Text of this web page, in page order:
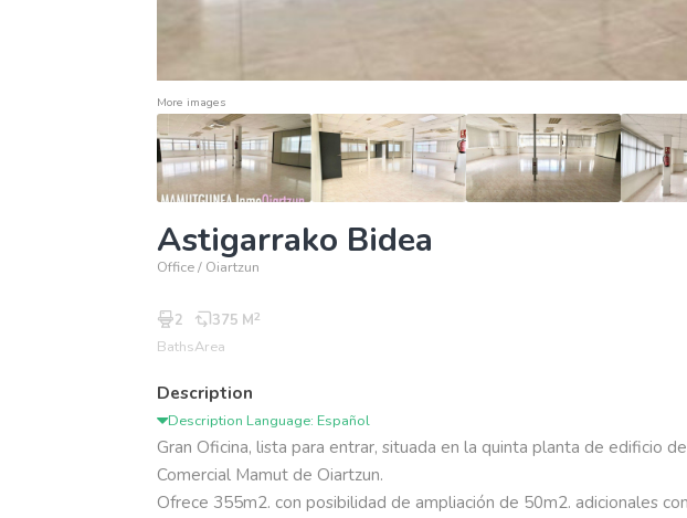
More images
Astigarrako Bidea
Office / Oiartzun
2
Baths
375 M2
Area
Description
Description Language: Español
Gran Oficina, lista para entrar, situada en la quinta planta de edificio
Comercial Mamut de Oiartzun.
Ofrece 355m2. con posibilidad de ampliación de 50m2. adicionales